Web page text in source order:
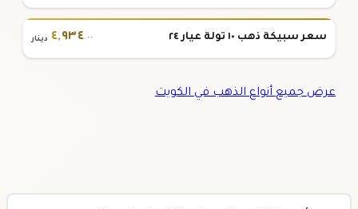
سعر سبيكة ذهب ١٠ تولة عيار ٢٤ ٤,٩٣٤.٠٠ دينار
عرض جميع أنواع الذهب في الكويت